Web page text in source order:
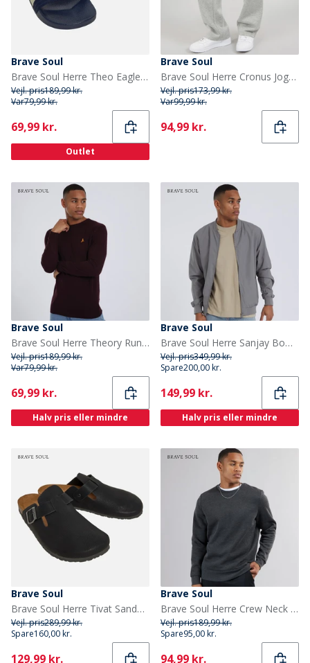
Brave Soul
Brave Soul Herre Theo Eagle Slides Blå/Hvid
Vejl. pris189,99 kr.
Var79,99 kr.
Current
69,99 kr.
Outlet
Brave Soul
Brave Soul Herre Cronus Joggingbukser Grå
Vejl. pris173,99 kr.
Var99,99 kr.
Current
94,99 kr.
Brave Soul
Brave Soul Herre Theory Rundhals Trøje Blodrød
Vejl. pris189,99 kr.
Var79,99 kr.
Current
69,99 kr.
Halv pris eller mindre
Brave Soul
Brave Soul Herre Sanjay Bomberjakke Lysegrå
Vejl. pris349,99 kr.
Spare200,00 kr.
Current
149,99 kr.
Halv pris eller mindre
Brave Soul
Brave Soul Herre Tivat Sandaler Sort
Vejl. pris289,99 kr.
Spare160,00 kr.
Current
129,99 kr.
Brave Soul
Brave Soul Herre Crew Neck Sweatshirt Mørk Antracit Melange
Vejl. pris189,99 kr.
Spare95,00 kr.
Current
94,99 kr.